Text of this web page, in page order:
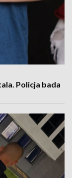
Policja bada